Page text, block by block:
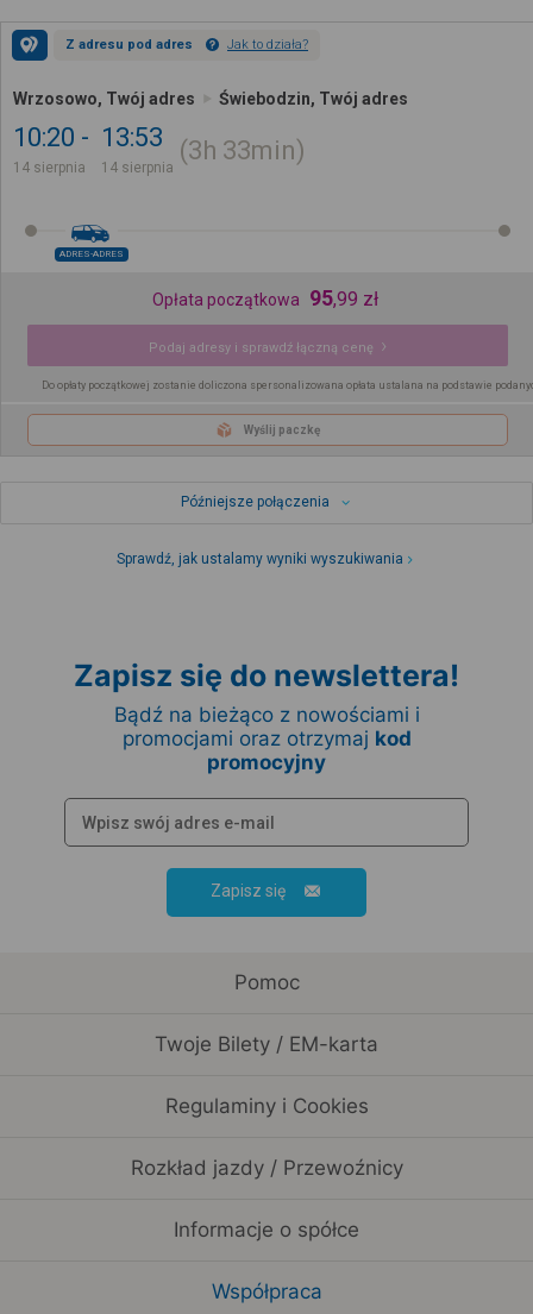
Z adresu pod adres Jak to działa?
Wrzosowo, Twój adres Świebodzin, Twój adres
10:20
14 sierpnia
13:53
14 sierpnia
3h 33min
ADRES-ADRES
Opłata początkowa 95,99 zł
Podaj adresy i sprawdź łączną cenę
Do opłaty początkowej zostanie doliczona spersonalizowana opłata ustalana na podstawie
Wyślij paczkę
Późniejsze połączenia
Sprawdź, jak ustalamy wyniki wyszukiwania
Zapisz się do newslettera!
Bądź na bieżąco z nowościami i
promocjami oraz otrzymaj kod
promocyjny
Zapisz się
Pomoc
Twoje Bilety / EM-karta
Regulaminy i Cookies
Rozkład jazdy / Przewoźnicy
Informacje o spółce
Współpraca